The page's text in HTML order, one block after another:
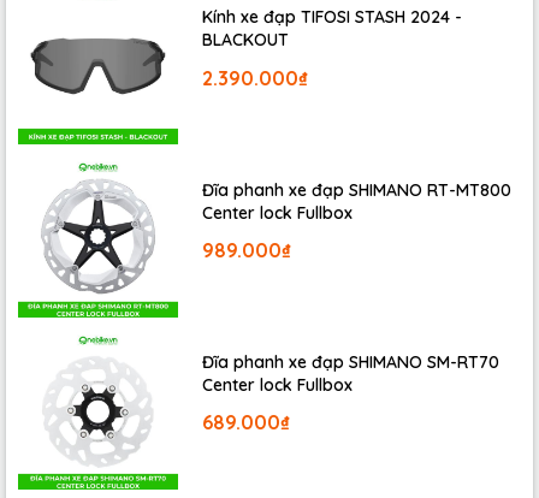
Kính xe đạp TIFOSI STASH 2024 -
BLACKOUT
2.390.000₫
Đĩa phanh xe đạp SHIMANO RT-MT800
Center lock Fullbox
989.000₫
Đĩa phanh xe đạp SHIMANO SM-RT70
Center lock Fullbox
689.000₫